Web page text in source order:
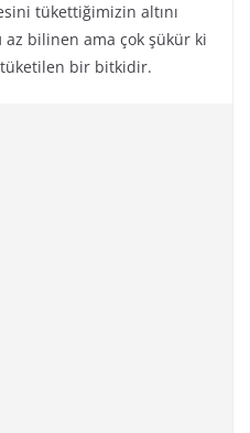
tükettiğimizin altını
az bilinen ama çok şükür ki
bir bitkidir.